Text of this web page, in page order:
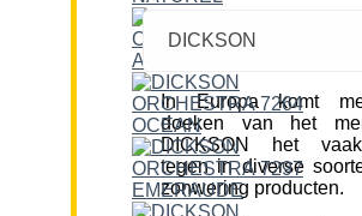
DICKSON
In Europa komt
doeken van het
DICKSON het
tegen in diverse
zonwering producten.